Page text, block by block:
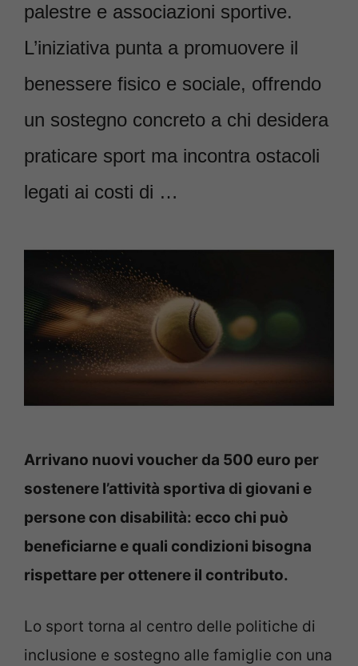
palestre e associazioni sportive.
L’iniziativa punta a promuovere il
benessere fisico e sociale, offrendo
un sostegno concreto a chi desidera
praticare sport ma incontra ostacoli
legati ai costi di …
Arrivano nuovi voucher da 500 euro per
sostenere l’attività sportiva di giovani e
persone con disabilità: ecco chi può
beneficiarne e quali condizioni bisogna
rispettare per ottenere il contributo.
Lo sport torna al centro delle politiche di
inclusione e sostegno alle famiglie con una